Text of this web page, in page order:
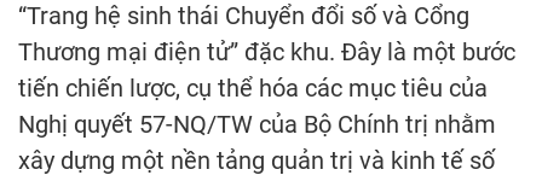
“Trang hệ sinh thái Chuyển đổi số và Cổng
Thương mại điện tử” đặc khu. Đây là một bước
tiến chiến lược, cụ thể hóa các mục tiêu của
Nghị quyết 57-NQ/TW của Bộ Chính trị nhằm
xây dựng một nền tảng quản trị và kinh tế số